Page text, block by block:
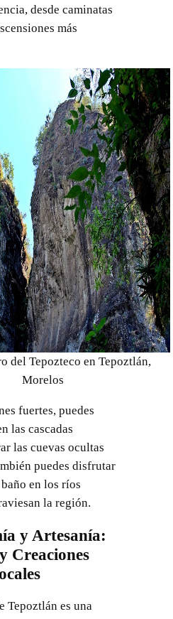
desde caminatas
más
del Tepozteco en Tepoztlán,
Morelos
fuertes, puedes
las cascadas
las cuevas ocultas
puedes disfrutar
en los ríos
la región.
y Artesanía:
Creaciones
Tepoztlán es una